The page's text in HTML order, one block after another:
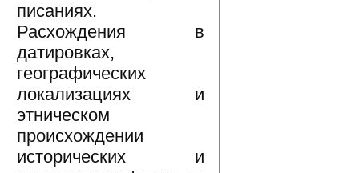
писаниях.
Расхождения в
датировках,
географических
локализациях и
этническом
происхождении
исторических и